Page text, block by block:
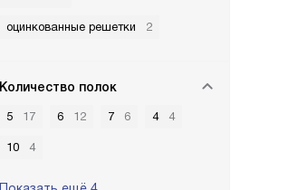
оцинкованные решетки 2
Количество полок
5 17 6 12 7 6 4 4
10 4